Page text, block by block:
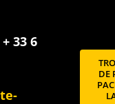
33 6
DE